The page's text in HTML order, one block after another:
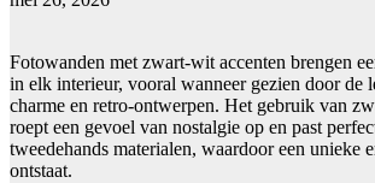
Fotowanden met zwart-wit accenten brengen
in elk interieur, vooral wanneer gezien door de
charme en retro-ontwerpen. Het gebruik van
roept een gevoel van nostalgie op en past
tweedehands materialen, waardoor een unieke
ontstaat.